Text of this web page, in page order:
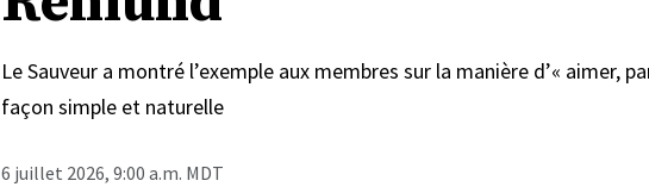
Le Sauveur a montré l’exemple aux membres sur la manière d’« aimer,
façon simple et naturelle
6 juillet 2026, 9:00 a.m. MDT